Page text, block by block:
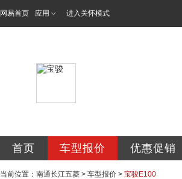
网易首页 应用 进入关怀模式
首页 车型报价 优惠促销
当前位置： 南通长江五菱 > 车型报价 > 宝骏E100